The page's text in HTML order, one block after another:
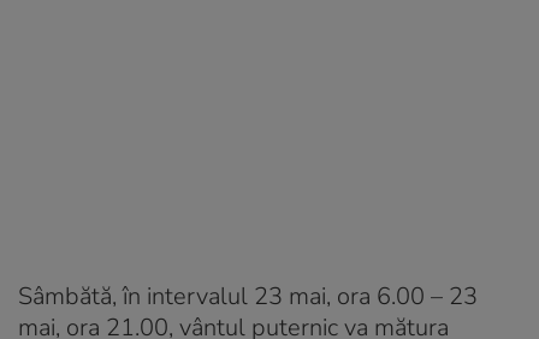
Sâmbătă, în intervalul 23 mai, ora 6.00 – 23
mai, ora 21.00, vântul puternic va mătura